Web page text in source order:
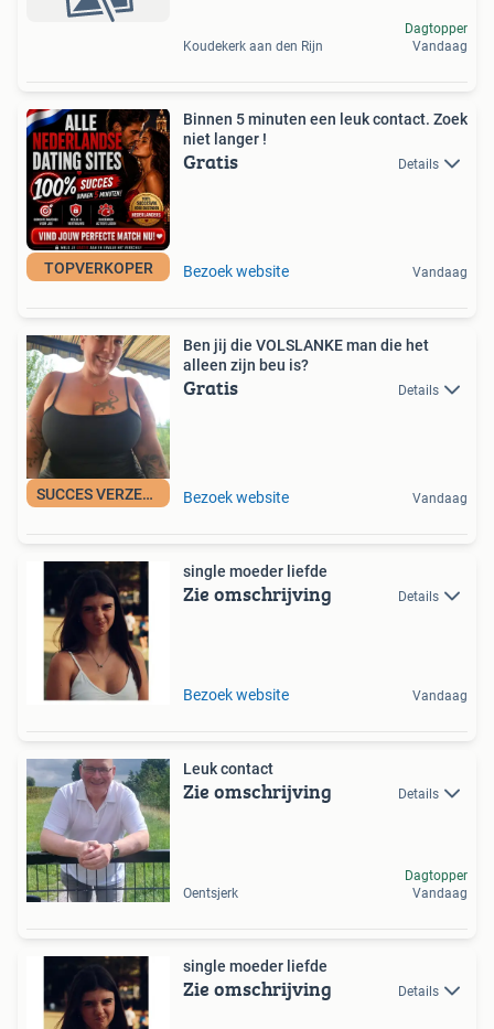
Koudekerk aan den Rijn
Dagtopper
Vandaag
TOPVERKOPER
Binnen 5 minuten een leuk contact. Zoek
niet langer !
Gratis Details
Bezoek website Vandaag
SUCCES VERZEKERD !
Ben jij die VOLSLANKE man die het
alleen zijn beu is?
Gratis Details
Bezoek website Vandaag
single moeder liefde
Zie omschrijving Details
Bezoek website Vandaag
Leuk contact
Zie omschrijving Details
Oentsjerk
Dagtopper
Vandaag
single moeder liefde
Zie omschrijving Details